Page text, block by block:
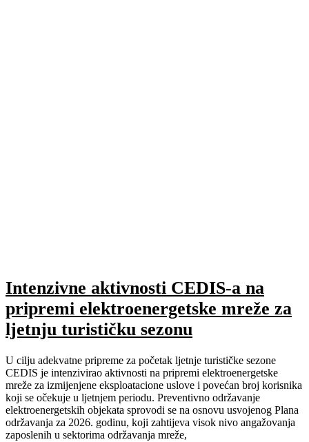
Intenzivne aktivnosti CEDIS-a na
pripremi elektroenergetske mreže za
ljetnju turističku sezonu
U cilju adekvatne pripreme za početak ljetnje turističke sezone
CEDIS je intenzivirao aktivnosti na pripremi elektroenergetske
mreže za izmijenjene eksploatacione uslove i povećan broj korisnika
koji se očekuje u ljetnjem periodu. Preventivno održavanje
elektroenergetskih objekata sprovodi se na osnovu usvojenog Plana
održavanja za 2026. godinu, koji zahtijeva visok nivo angažovanja
zaposlenih u sektorima održavanja mreže,